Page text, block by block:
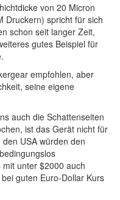
von 20 Micron
Druckern) spricht für sich
schon seit langer Zeit,
gutes Beispiel für
empfohlen, aber
seine eigene
auch die Schattenseiten
ist das Gerät nicht für
USA würden den
unter $2000 auch
guten Euro-Dollar Kurs